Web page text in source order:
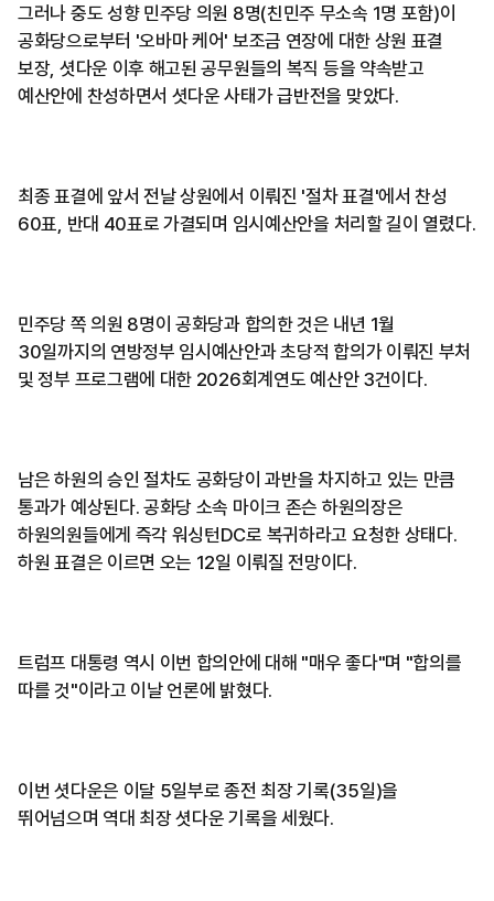
그러나 중도 성향 민주당 의원 8명(친민주 무소속 1명 포함)이
공화당으로부터 '오바마 케어' 보조금 연장에 대한 상원 표결
보장, 셧다운 이후 해고된 공무원들의 복직 등을 약속받고
예산안에 찬성하면서 셧다운 사태가 급반전을 맞았다.
최종 표결에 앞서 전날 상원에서 이뤄진 '절차 표결'에서 찬성
60표, 반대 40표로 가결되며 임시예산안을 처리할 길이 열렸다.
민주당 쪽 의원 8명이 공화당과 합의한 것은 내년 1월
30일까지의 연방정부 임시예산안과 초당적 합의가 이뤄진 부처
및 정부 프로그램에 대한 2026회계연도 예산안 3건이다.
남은 하원의 승인 절차도 공화당이 과반을 차지하고 있는 만큼
통과가 예상된다. 공화당 소속 마이크 존슨 하원의장은
하원의원들에게 즉각 워싱턴DC로 복귀하라고 요청한 상태다.
하원 표결은 이르면 오는 12일 이뤄질 전망이다.
트럼프 대통령 역시 이번 합의안에 대해 "매우 좋다"며 "합의를
따를 것"이라고 이날 언론에 밝혔다.
이번 셧다운은 이달 5일부로 종전 최장 기록(35일)을
뛰어넘으며 역대 최장 셧다운 기록을 세웠다.